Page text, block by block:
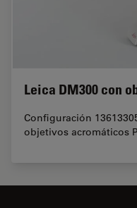
Leica DM300 con
Configuración
objetivos acromáticos